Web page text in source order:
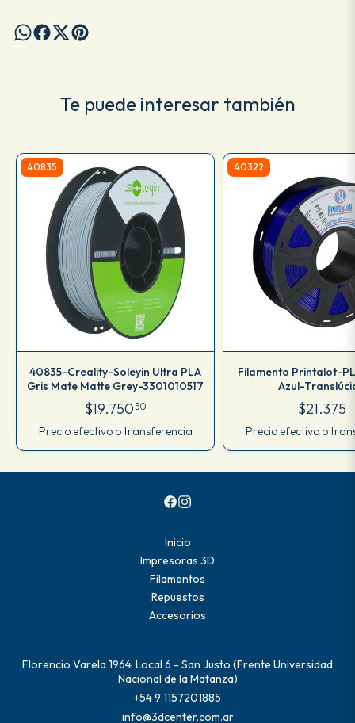
Te puede interesar también
40835
40835-Creality-Soleyin Ultra PLA
Gris Mate Matte Grey-3301010517
$19.75050
Precio efectivo o transferencia
40322
Filamento Printalot-
Azul-
$21.375
Precio efectivo o
Inicio
Impresoras 3D
Filamentos
Repuestos
Accesorios
Florencio Varela 1964. Local 6 - San Justo (Frente Universidad
Nacional de la Matanza)
+54 9 1157201885
info@3dcenter.com.ar